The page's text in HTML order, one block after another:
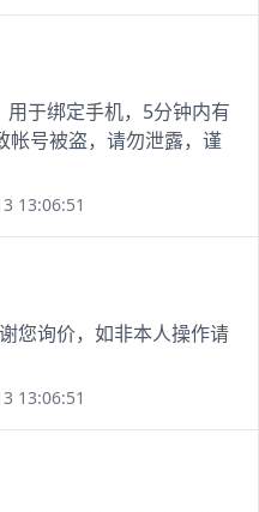
用于绑定手机，5分钟内有
帐号被盗，请勿泄露，谨
13:06:51
您询价，如非本人操作请
13:06:51